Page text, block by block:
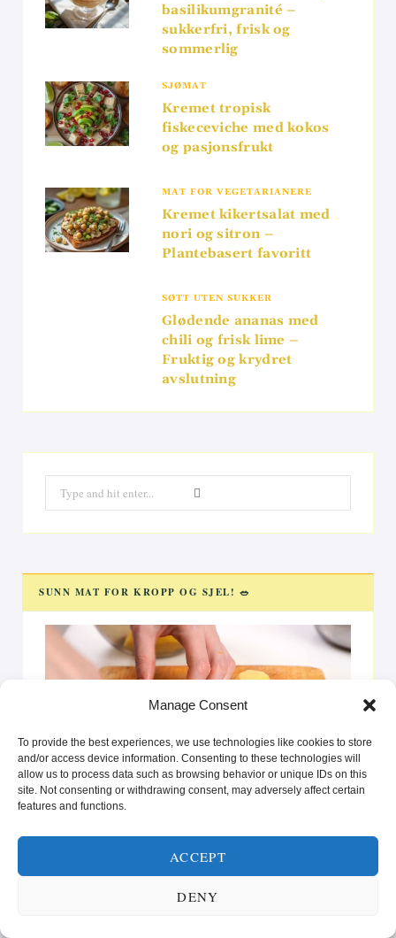
Manage Consent
To provide the best experiences, we use technologies like cookies to store
and/or access device information. Consenting to these technologies will
allow us to process data such as browsing behavior or unique IDs on this
site. Not consenting or withdrawing consent, may adversely affect certain
features and functions.
ACCEPT
DENY
basilikumgranité –
sukkerfri, frisk og
sommerlig
SJØMAT
Kremet tropisk
fiskeceviche med kokos
og pasjonsfrukt
MAT FOR VEGETARIANERE
Kremet kikertsalat med
nori og sitron –
Plantebasert favoritt
SØTT UTEN SUKKER
Glødende ananas med
chili og frisk lime –
Fruktig og krydret
avslutning
for:
SUNN MAT FOR KROPP OG SJEL! 🥗
Videoavspiller
00:00 00:25
La deg inspirere av oppskrifter som gir glede på tallerkenen
eller vil prøve noe nytt, er vi her for å hjelpe deg med å nå
dine helse- og livsstilsmål.”